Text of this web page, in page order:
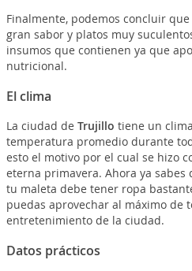
Finalmente, podemos concluir
gran sabor y platos muy
insumos que contienen ya que
nutricional.
El clima
La ciudad de Trujillo tiene un
temperatura promedio durante
esto el motivo por el cual se hizo
eterna primavera. Ahora ya sabes
tu maleta debe tener ropa
puedas aprovechar al máximo de
entretenimiento de la ciudad.
Datos prácticos